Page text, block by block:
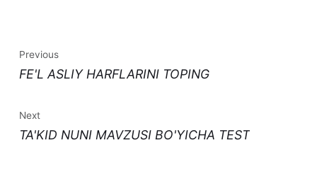
Previous
FE'L ASLIY HARFLARINI TOPING
Next
TA'KID NUNI MAVZUSI BO'YICHA TEST